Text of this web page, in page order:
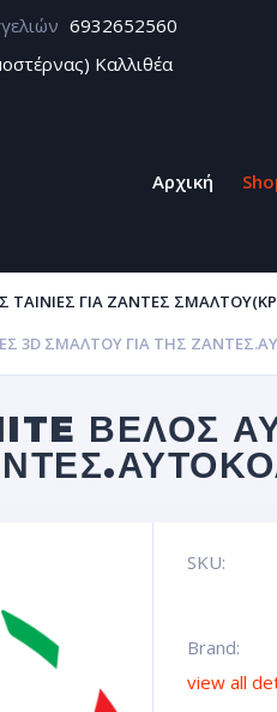
6932652560
Καλλιθέα
Αρχική
ΤΑΙΝΊΕΣ ΓΙΑ ΖΆΝΤΕΣ
3D ΣΜΆΛΤΟΥ ΓΙΑ ΤΗΣ
ΒΈΛΟΣ
SKU:
Brand:
view all